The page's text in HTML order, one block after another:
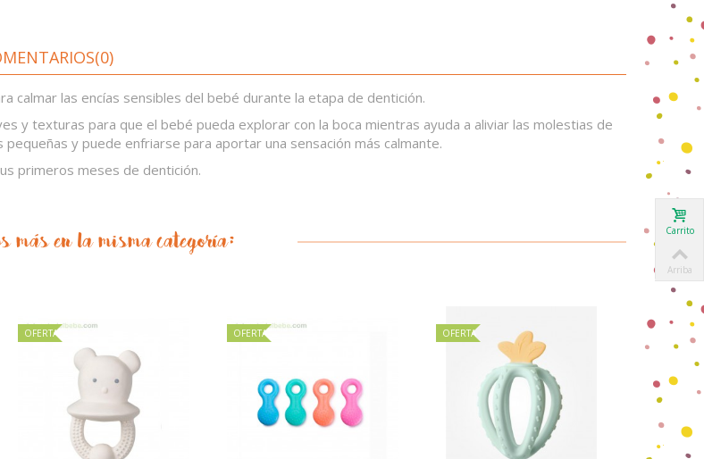
calmar las encías sensibles del bebé durante la etapa de dentición.
y texturas para que el bebé pueda explorar con la boca mientras ayuda a aliviar las molestias de
y puede enfriarse para aportar una sensación más calmante.
primeros meses de dentición.
más en la misma categoría:
OFERTA OFERTA OFERTA
Carrito
Arriba